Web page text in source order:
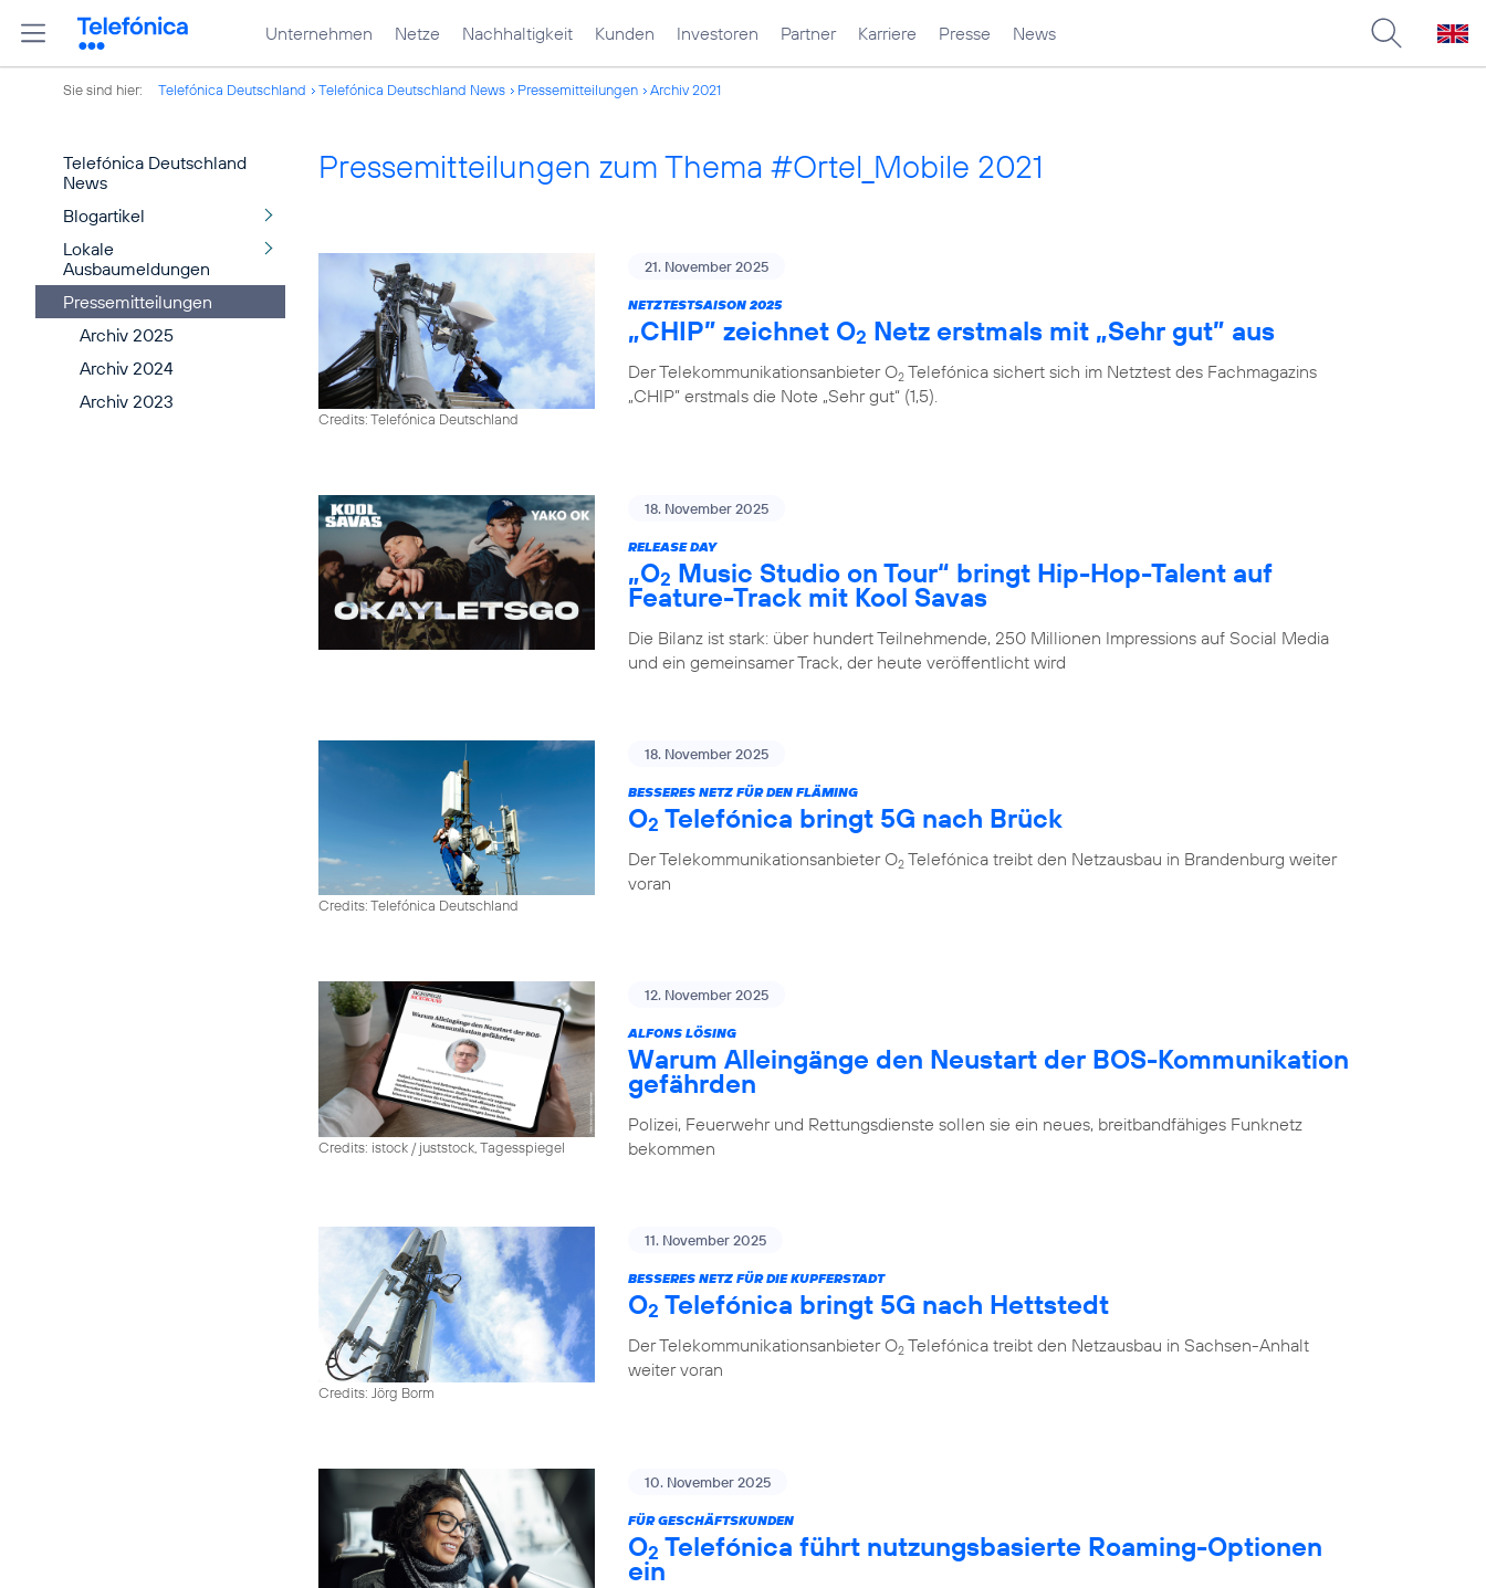
Unternehmen Netze Nachhaltigkeit Kunden Investoren Partner Karriere Presse News
Sie sind hier: Telefónica Deutschland Telefónica Deutschland News Pressemitteilungen Archiv 2021
Telefónica Deutschland
News
Blogartikel
Lokale
Ausbaumeldungen
Pressemitteilungen
Archiv 2025
Archiv 2024
Archiv 2023
Pressemitteilungen zum Thema #Ortel_Mobile 2021
Credits: Telefónica Deutschland
21. November 2025
NETZTESTSAISON 2025
„CHIP” zeichnet O2 Netz erstmals mit „Sehr gut” aus
Der Telekommunikationsanbieter O2 Telefónica sichert sich im Netztest des Fachmagazins
„CHIP” erstmals die Note „Sehr gut“ (1,5).
18. November 2025
RELEASE DAY
„O2 Music Studio on Tour“ bringt Hip-Hop-Talent auf
Feature-Track mit Kool Savas
Die Bilanz ist stark: über hundert Teilnehmende, 250 Millionen Impressions auf Social Media
und ein gemeinsamer Track, der heute veröffentlicht wird
Credits: Telefónica Deutschland
18. November 2025
BESSERES NETZ FÜR DEN FLÄMING
O2 Telefónica bringt 5G nach Brück
Der Telekommunikationsanbieter O2 Telefónica treibt den Netzausbau in Brandenburg weiter
voran
Credits: istock / juststock, Tagesspiegel
12. November 2025
ALFONS LÖSING
Warum Alleingänge den Neustart der BOS-Kommunikation
gefährden
Polizei, Feuerwehr und Rettungsdienste sollen sie ein neues, breitbandfähiges Funknetz
bekommen
Credits: Jörg Borm
11. November 2025
BESSERES NETZ FÜR DIE KUPFERSTADT
O2 Telefónica bringt 5G nach Hettstedt
Der Telekommunikationsanbieter O2 Telefónica treibt den Netzausbau in Sachsen-Anhalt
weiter voran
10. November 2025
FÜR GESCHÄFTSKUNDEN
O2 Telefónica führt nutzungs­basierte Roaming-Optionen
ein